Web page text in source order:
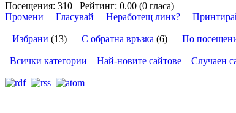
Посещения: 310 Рейтинг: 0.00 (0 гласа)
Промени
Гласувай Неработещ линк?
Избрани (13) С обратна връзка (6) По
Всички категории Най-новите сайтове Случаен